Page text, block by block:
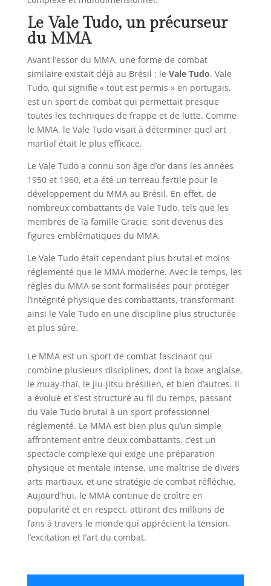
Le Vale Tudo, un précurseur
du MMA
Avant l’essor du MMA, une forme de combat
similaire existait déjà au Brésil : le Vale Tudo. Vale
Tudo, qui signifie « tout est permis » en portugais,
est un sport de combat qui permettait presque
toutes les techniques de frappe et de lutte. Comme
le MMA, le Vale Tudo visait à déterminer quel art
martial était le plus efficace.
Le Vale Tudo a connu son âge d’or dans les années
1950 et 1960, et a été un terreau fertile pour le
développement du MMA au Brésil. En effet, de
nombreux combattants de Vale Tudo, tels que les
membres de la famille Gracie, sont devenus des
figures emblématiques du MMA.
Le Vale Tudo était cependant plus brutal et moins
réglementé que le MMA moderne. Avec le temps, les
règles du MMA se sont formalisées pour protéger
l’intégrité physique des combattants, transformant
ainsi le Vale Tudo en une discipline plus structurée
et plus sûre.
Le MMA est un sport de combat fascinant qui
combine plusieurs disciplines, dont la boxe anglaise,
le muay-thaï, le jiu-jitsu brésilien, et bien d’autres. Il
a évolué et s’est structuré au fil du temps, passant
du Vale Tudo brutal à un sport professionnel
réglementé. Le MMA est bien plus qu’un simple
affrontement entre deux combattants, c’est un
spectacle complexe qui exige une préparation
physique et mentale intense, une maîtrise de divers
arts martiaux, et une stratégie de combat réfléchie.
Aujourd’hui, le MMA continue de croître en
popularité et en respect, attirant des millions de
fans à travers le monde qui apprécient la tension,
l’excitation et l’art du combat.